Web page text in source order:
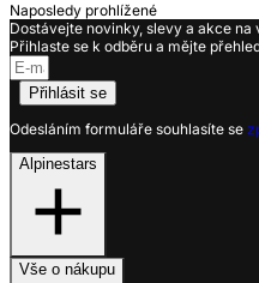
Naposledy prohlížené
Dostávejte novinky, slevy a akce na
Přihlaste se k odběru a mějte
Přihlásit se
Odesláním formuláře souhlasíte se
Alpinestars
Vše o nákupu